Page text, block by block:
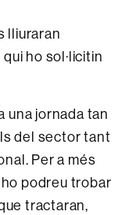
lliuraran
ho sol·licitin
una jornada tan
del sector tant
Per a més
podreu trobar
tractaran,